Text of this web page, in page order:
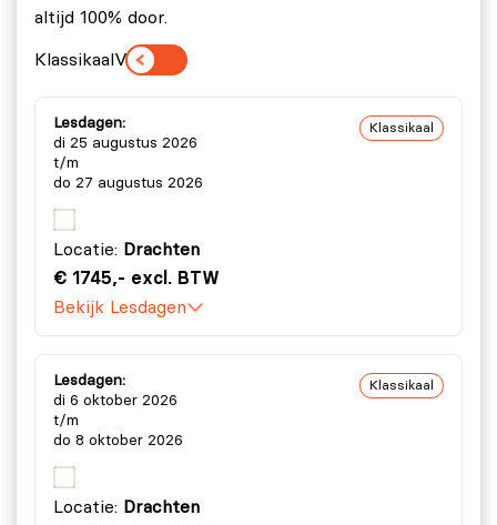
altijd 100% door.
Klassikaal Virtueel
Lesdagen:
di 25 augustus 2026
t/m
do 27 augustus 2026
Klassikaal
Locatie: Drachten
€ 1745,- excl. BTW
Bekijk Lesdagen
Lesdagen:
di 6 oktober 2026
t/m
do 8 oktober 2026
Klassikaal
Locatie: Drachten